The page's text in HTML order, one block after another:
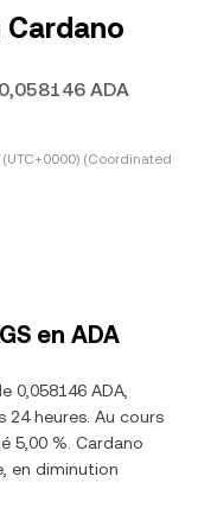
Cardano
ADA
(Coordinated
en ADA
0,058146 ADA,
24 heures. Au cours
5,00 %. Cardano
en diminution